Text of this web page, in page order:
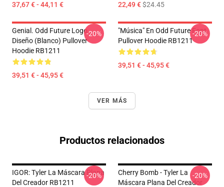
37,67 € - 44,11 € 22,49 €$24.45
Genial. Odd Future Logo
Diseño (blanco) Pullover
Hoodie RB1211
39,51 € - 45,95 €
-20%
"Música" En Odd Future Font
Pullover Hoodie RB1211
39,51 € - 45,95 €
-20%
VER MÁS
Productos relacionados
IGOR: Tyler La Máscara Plana
Del Creador RB1211
-20%
Cherry Bomb - Tyler La
Máscara Plana Del Creador
-20%